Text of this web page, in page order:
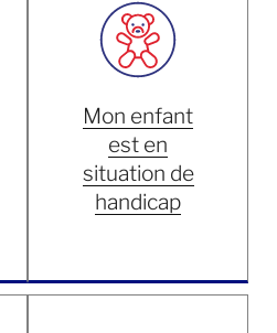
Mon enfant
est en
situation de
handicap